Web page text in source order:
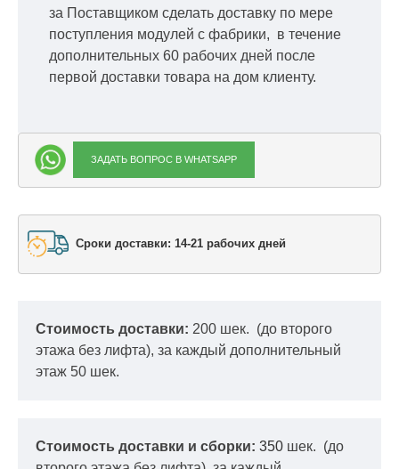
за Поставщиком сделать доставку по мере
поступления модулей с фабрики, в течение
дополнительных 60 рабочих дней после
первой доставки товара на дом клиенту.
ЗАДАТЬ ВОПРОС В WHATSAPP
Сроки доставки: 14-21 рабочих дней
Стоимость доставки: 200 шек. (до второго
этажа без лифта), за каждый дополнительный
этаж 50 шек.
Стоимость доставки и сборки: 350 шек. (до